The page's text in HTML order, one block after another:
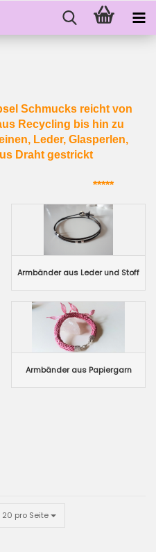
Schmucks reicht von
Recycling bis hin zu
Leder, Glasperlen,
Draht gestrickt
Armbänder aus Leder und Stoff
Armbänder aus Papiergarn
20 pro Seite
pro Seite